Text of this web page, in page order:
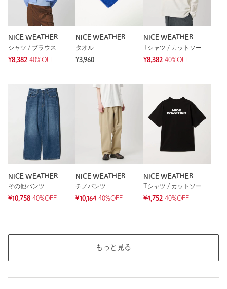
NICE WEATHER
シャツ / ブラウス
¥8,382 40%OFF
NICE WEATHER
タオル
¥3,960
NICE WEATHER
Tシャツ / カットソー
¥8,382 40%OFF
NICE WEATHER
その他パンツ
¥10,758 40%OFF
NICE WEATHER
チノパンツ
¥10,164 40%OFF
NICE WEATHER
Tシャツ / カットソー
¥4,752 40%OFF
もっと見る